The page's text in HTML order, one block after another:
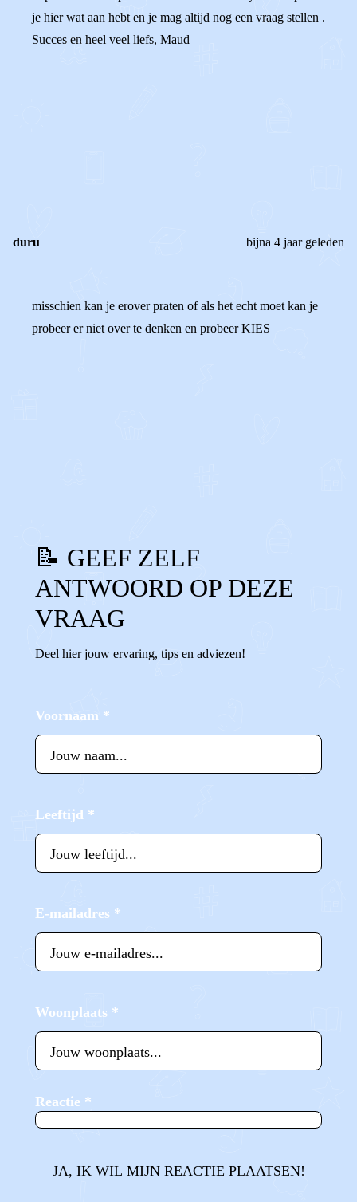
je hier wat aan hebt en je mag altijd nog een vraag stellen .
Succes en heel veel liefs, Maud
duru bijna 4 jaar geleden
misschien kan je erover praten of als het echt moet kan je
probeer er niet over te denken en probeer KIES
📝 GEEF ZELF
ANTWOORD OP DEZE
VRAAG
Deel hier jouw ervaring, tips en adviezen!
Voornaam *
Leeftijd *
E-mailadres *
Woonplaats *
Reactie *
JA, IK WIL MIJN REACTIE PLAATSEN!